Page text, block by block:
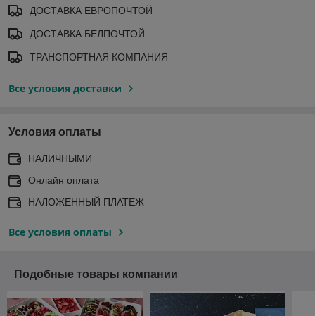
ДОСТАВКА ЕВРОПОЧТОЙ
ДОСТАВКА БЕЛПОЧТОЙ
ТРАНСПОРТНАЯ КОМПАНИЯ
Все условия доставки
Условия оплаты
НАЛИЧНЫМИ
Онлайн оплата
НАЛОЖЕННЫЙ ПЛАТЕЖ
Все условия оплаты
Подобные товары компании